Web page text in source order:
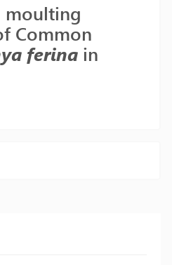
moulting
Common
ferina in